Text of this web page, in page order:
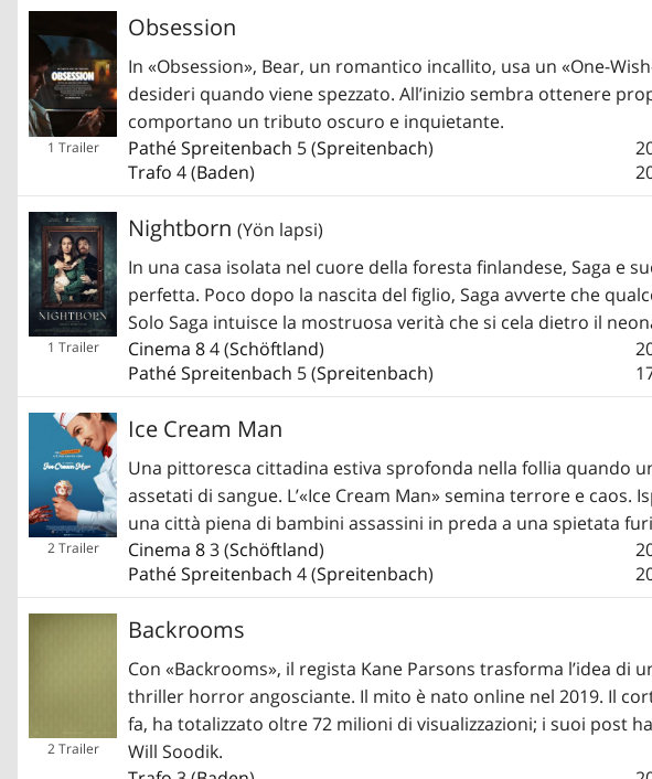
1 Trailer
Obsession
In «Obsession», Bear, un romantico incallito, usa un «One-
desideri quando viene spezzato. All’inizio sembra ottenere
comportano un tributo oscuro e inquietante.
Pathé Spreitenbach 5 (Spreitenbach)
Trafo 4 (Baden)
1 Trailer
Nightborn (Yön lapsi)
In una casa isolata nel cuore della foresta finlandese, Saga e
perfetta. Poco dopo la nascita del figlio, Saga avverte che
Solo Saga intuisce la mostruosa verità che si cela dietro il
Cinema 84 (Schöftland)
Pathé Spreitenbach 5 (Spreitenbach)
2 Trailer
Ice Cream Man
Una pittoresca cittadina estiva sprofonda nella follia quando
assetati di sangue. L’«Ice Cream Man» semina terrore e
una città piena di bambini assassini in preda a una spietata
Cinema 83 (Schöftland)
Pathé Spreitenbach 4 (Spreitenbach)
2 Trailer
Backrooms
Con «Backrooms», il regista Kane Parsons trasforma l’idea
thriller horror angosciante. Il mito è nato online nel 2019. Il
fa, ha totalizzato oltre 72 milioni di visualizzazioni; i suoi post
Will Soodik.